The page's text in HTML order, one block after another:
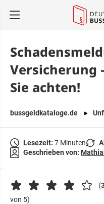
Versicherung
Sie achten!
bussgeldkataloge.de
Lesezeit: 7 Minuten
Geschrieben von:
(
von 5)